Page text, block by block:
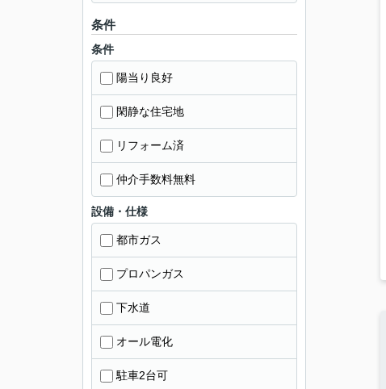
条件
条件
陽当り良好
閑静な住宅地
リフォーム済
仲介手数料無料
設備・仕様
都市ガス
プロパンガス
下水道
オール電化
駐車2台可